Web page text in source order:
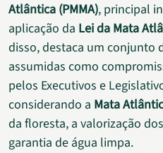
Atlântica (PMMA), principal
aplicação da Lei da Mata
disso, destaca um conjunto
assumidas como
pelos Executivos e
considerando a Mata
da floresta, a valorização
garantia de água limpa.